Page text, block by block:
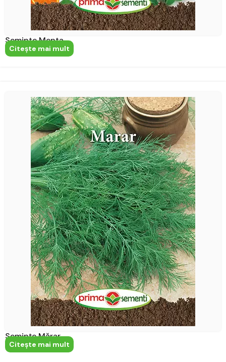
Seminte Menta
Citeşte mai mult
Semințe Mărar
Citeşte mai mult